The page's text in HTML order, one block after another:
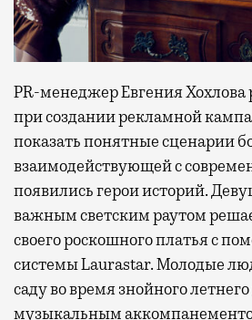
PR-менеджер Евгения Хохлова
при создании рекламной
показать понятные сценарии
взаимодействующей с
появились герои историй.
важным светским раутом
своего роскошного платья с
системы Laurastar. Молодые
саду во время знойного
музыкальным